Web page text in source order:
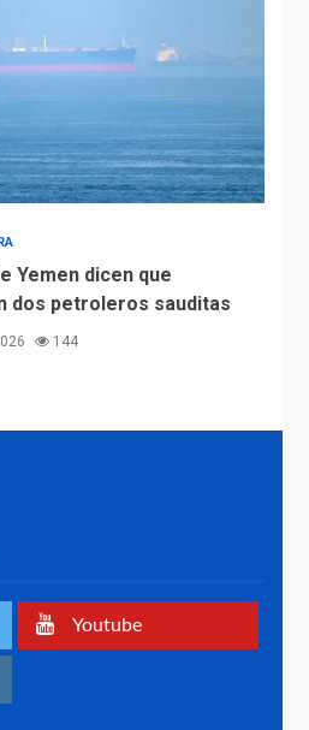
Mariño respalda a
Cámara de Comercio
para reforma de Ley
de Puerto Libre
Yemen dicen que
dos petroleros sauditas
144
Youtube